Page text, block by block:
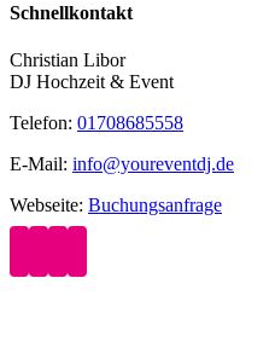
Schnellkontakt
Christian Libor
DJ Hochzeit & Event
Telefon: 01708685558
E-Mail: info@youreventdj.de
Webseite: Buchungsanfrage